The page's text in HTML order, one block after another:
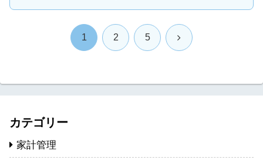
1 2 5 次
カテゴリー
家計管理